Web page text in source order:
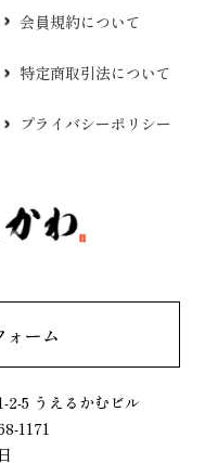
ォーム
2-5 うえるかむビル
1171
会員規約について
特定商取引法について
プライバシーポリシー